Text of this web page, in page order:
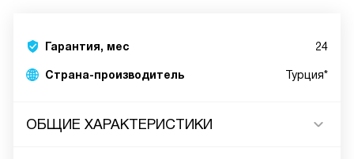
Гарантия, мес 24
Страна-производитель Турция*
ОБЩИЕ ХАРАКТЕРИСТИКИ